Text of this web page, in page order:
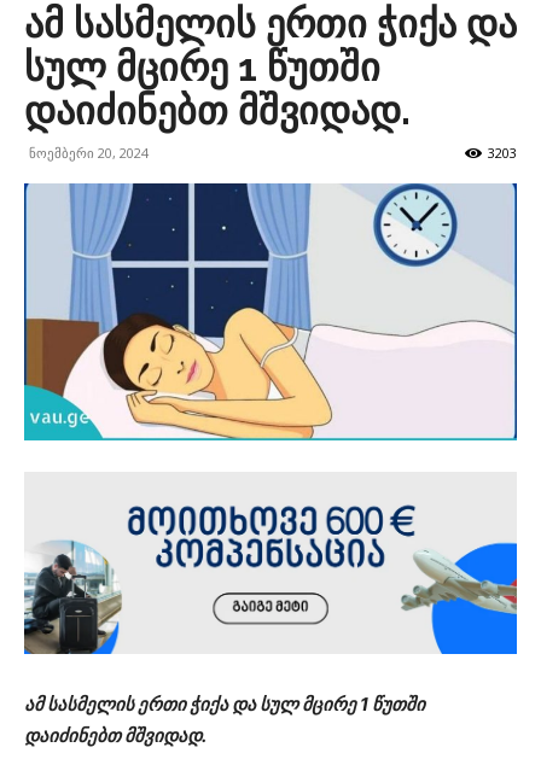
ამ სასმელის ერთი ჭიქა და
სულ მცირე 1 წუთში
დაიძინებთ მშვიდად.
ნოემბერი 20, 2024 3203
ამ სასმელის ერთი ჭიქა და სულ მცირე 1 წუთში
დაიძინებთ მშვიდად.